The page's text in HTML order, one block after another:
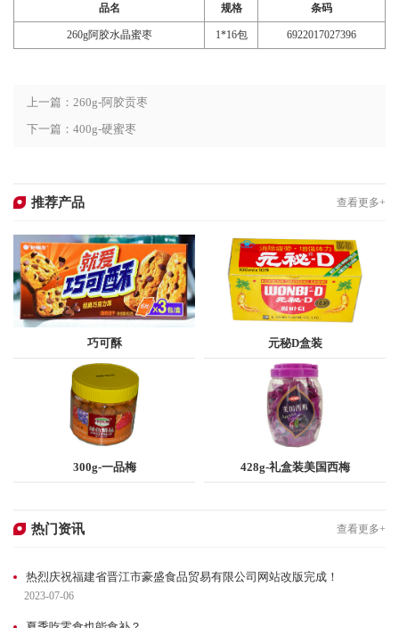
品名 规格 条码
260g阿胶水晶蜜枣 1*16包 6922017027396
上一篇：260g-阿胶贡枣
下一篇：400g-硬蜜枣
推荐产品 查看更多+
查看更多
巧可酥
查看更多
元秘D盒装
查看更多
300g-一品梅
查看更多
428g-礼盒装美国西梅
热门资讯 查看更多+
热烈庆祝福建省晋江市豪盛食品贸易有限公司网站改版完成！
2023-07-06